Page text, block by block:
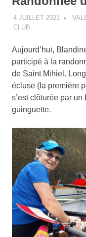
4 JUILLET 2021
CLUB
Aujourd’hui,
participé à la
de Saint Mihiel.
écluse (la première
s’est clôturée par
guinguette.